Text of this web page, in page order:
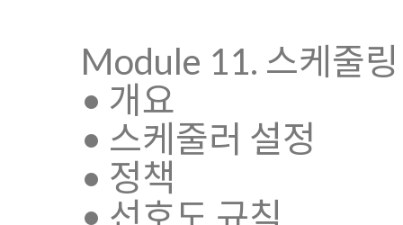
Module 11. 스케줄링
• 개요
• 스케줄러 설정
• 정책
• 선호도 규칙